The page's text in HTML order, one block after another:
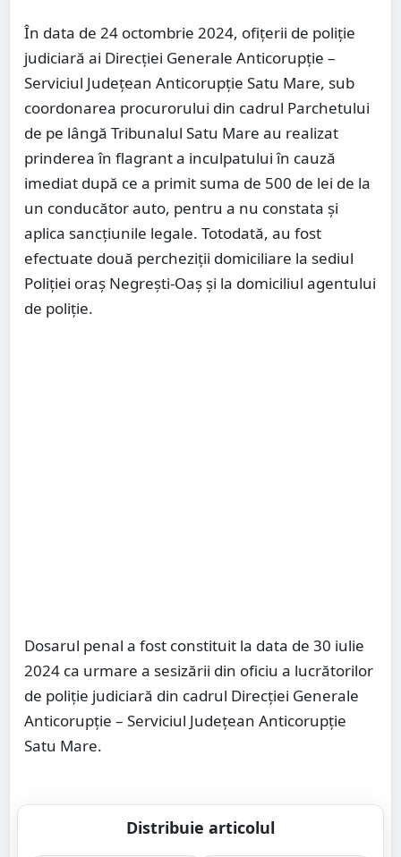
În data de 24 octombrie 2024, ofițerii de poliție
judiciară ai Direcției Generale Anticorupție –
Serviciul Județean Anticorupție Satu Mare, sub
coordonarea procurorului din cadrul Parchetului
de pe lângă Tribunalul Satu Mare au realizat
prinderea în flagrant a inculpatului în cauză
imediat după ce a primit suma de 500 de lei de la
un conducător auto, pentru a nu constata și
aplica sancțiunile legale. Totodată, au fost
efectuate două percheziții domiciliare la sediul
Poliției oraș Negrești-Oaș și la domiciliul agentului
de poliție.
Dosarul penal a fost constituit la data de 30 iulie
2024 ca urmare a sesizării din oficiu a lucrătorilor
de poliție judiciară din cadrul Direcției Generale
Anticorupție – Serviciul Județean Anticorupție
Satu Mare.
Distribuie articolul